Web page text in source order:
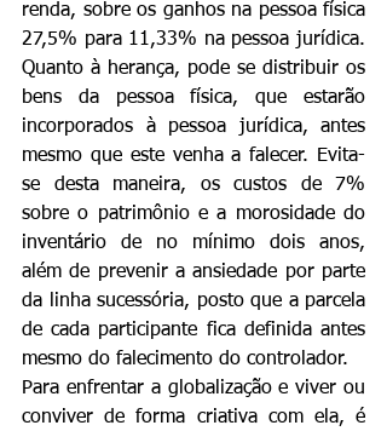
renda, sobre os ganhos na pessoa física
27,5% para 11,33% na pessoa jurídica.
Quanto à herança, pode se distribuir os
bens da pessoa física, que estarão
incorporados à pessoa jurídica, antes
mesmo que este venha a falecer. Evita-
se desta maneira, os custos de 7%
sobre o patrimônio e a morosidade do
inventário de no mínimo dois anos,
além de prevenir a ansiedade por parte
da linha sucessória, posto que a parcela
de cada participante fica definida antes
mesmo do falecimento do controlador.
Para enfrentar a globalização e viver ou
conviver de forma criativa com ela, é